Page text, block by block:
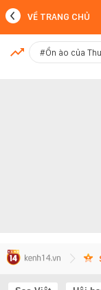
MỚI NHẤT
VỀ TRANG CHỦ
#Ồn ào của